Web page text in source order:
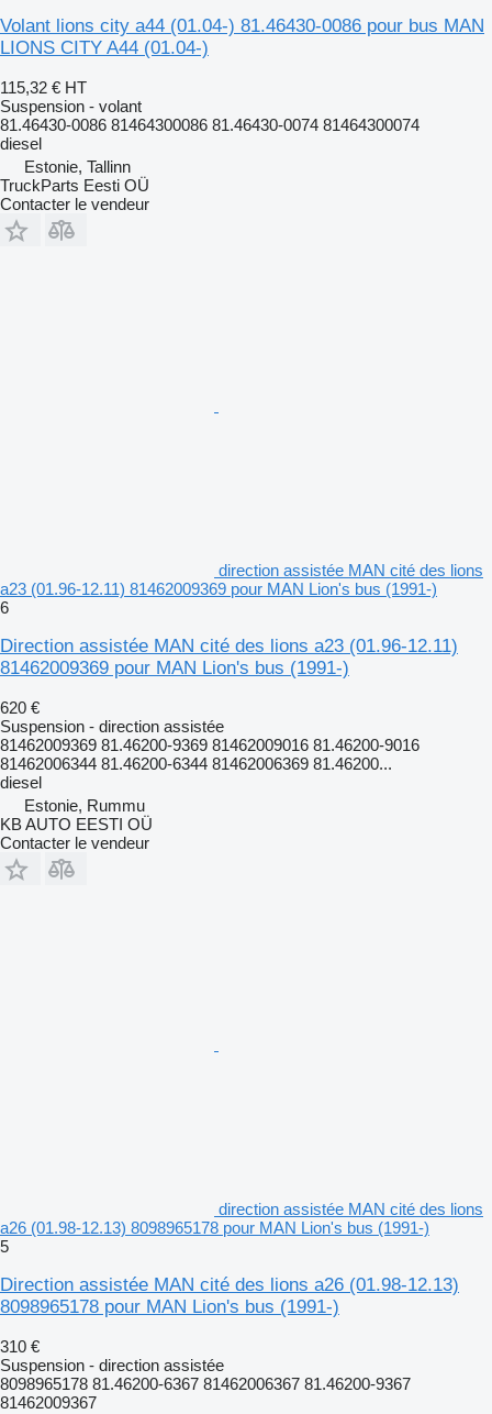
Volant lions city a44 (01.04-) 81.46430-0086 pour bus MAN
LIONS CITY A44 (01.04-)
115,32 € HT
Suspension - volant
81.46430-0086 81464300086 81.46430-0074 81464300074
diesel
Estonie, Tallinn
TruckParts Eesti OÜ
Contacter le vendeur
direction assistée MAN cité des lions
a23 (01.96-12.11) 81462009369 pour MAN Lion's bus (1991-)
6
Direction assistée MAN cité des lions a23 (01.96-12.11)
81462009369 pour MAN Lion's bus (1991-)
620 €
Suspension - direction assistée
81462009369 81.46200-9369 81462009016 81.46200-9016
81462006344 81.46200-6344 81462006369 81.46200...
diesel
Estonie, Rummu
KB AUTO EESTI OÜ
Contacter le vendeur
direction assistée MAN cité des lions
a26 (01.98-12.13) 8098965178 pour MAN Lion's bus (1991-)
5
Direction assistée MAN cité des lions a26 (01.98-12.13)
8098965178 pour MAN Lion's bus (1991-)
310 €
Suspension - direction assistée
8098965178 81.46200-6367 81462006367 81.46200-9367
81462009367